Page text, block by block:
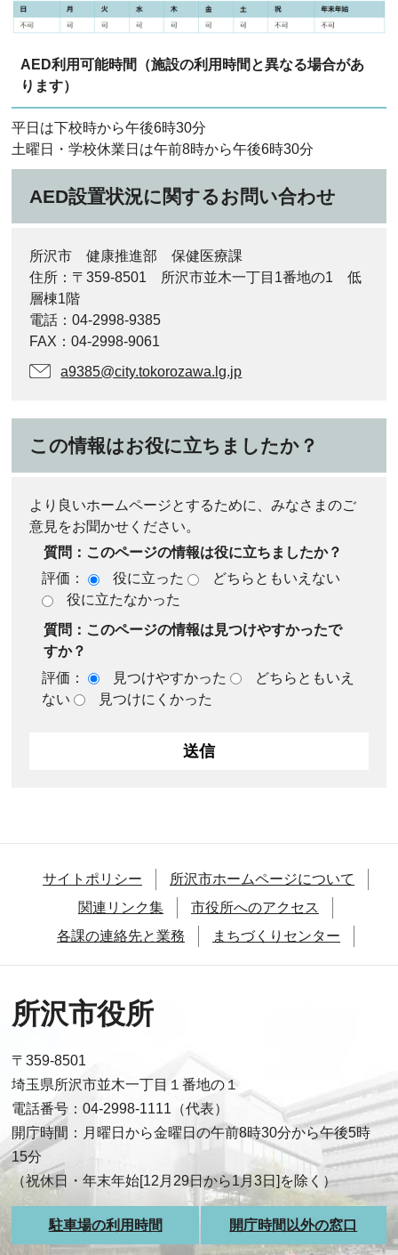
AED利用可能時間（施設の利用時間と異なる場合があ
ります）
平日は下校時から午後6時30分
土曜日・学校休業日は午前8時から午後6時30分
AED設置状況に関するお問い合わせ
所沢市 健康推進部 保健医療課
住所：〒359-8501 所沢市並木一丁目1番地の1 低
層棟1階
電話：04-2998-9385
FAX：04-2998-9061
a9385@city.tokorozawa.lg.jp
この情報はお役に立ちましたか？
より良いホームページとするために、みなさまのご
意見をお聞かせください。
質問：このページの情報は役に立ちましたか？
評価：
役に立った
どちらともいえない
役に立たなかった
質問：このページの情報は見つけやすかったで
すか？
評価：
見つけやすかった
どちらともいえ
ない
見つけにくかった
サイトポリシー
所沢市ホームページについて
関連リンク集
市役所へのアクセス
各課の連絡先と業務
まちづくりセンター
所沢市役所
〒359-8501
埼玉県所沢市並木一丁目１番地の１
電話番号：04-2998-1111（代表）
開庁時間：月曜日から金曜日の午前8時30分から午後5時
15分
（祝休日・年末年始[12月29日から1月3日]を除く）
駐車場の利用時間 開庁時間以外の窓口